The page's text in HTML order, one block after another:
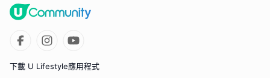
下載 U Lifestyle應用程式